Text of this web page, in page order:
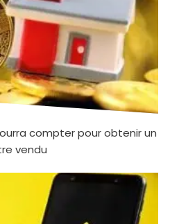
compter pour obtenir un
vendu